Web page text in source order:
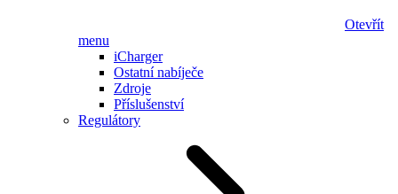
Otevřít
menu
iCharger
Ostatní nabíječe
Zdroje
Příslušenství
Regulátory